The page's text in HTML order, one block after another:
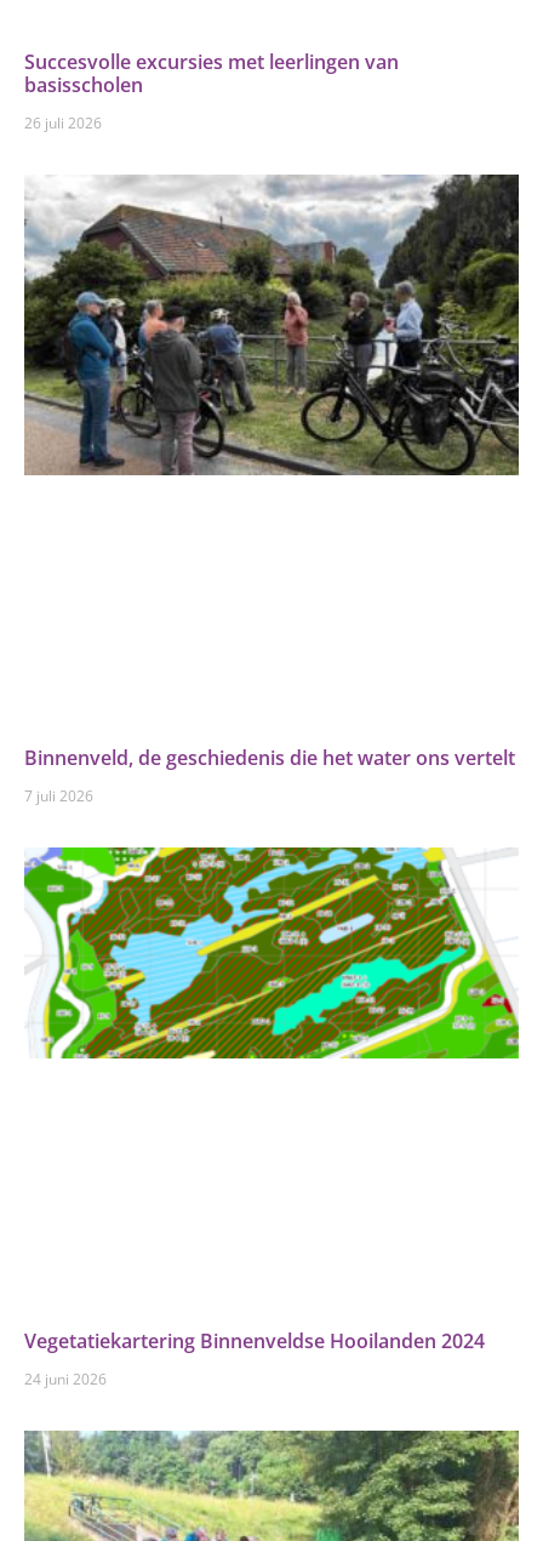
Succesvolle excursies met leerlingen van
basisscholen
26 juli 2026
Binnenveld, de geschiedenis die het water ons vertelt
7 juli 2026
Vegetatiekartering Binnenveldse Hooilanden 2024
24 juni 2026